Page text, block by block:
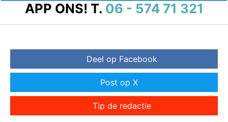
APP ONS! T. 06 - 574 71 321
Deel op Facebook
Post op X
Tip de redactie